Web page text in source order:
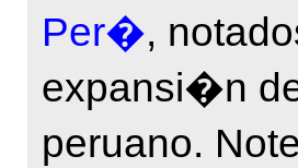
Per�,
expansi�n
peruano.